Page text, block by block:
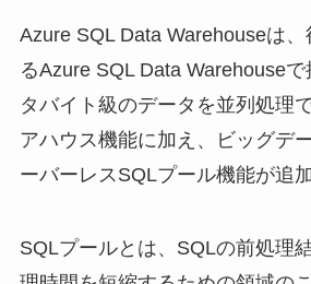
Azure SQL Data Warehouseは
るAzure SQL Data Warehouse
タバイト級のデータを並列処理
アハウス機能に加え、ビッグデ
ーバーレスSQLプール機能が追
SQLプールとは、SQLの前処理